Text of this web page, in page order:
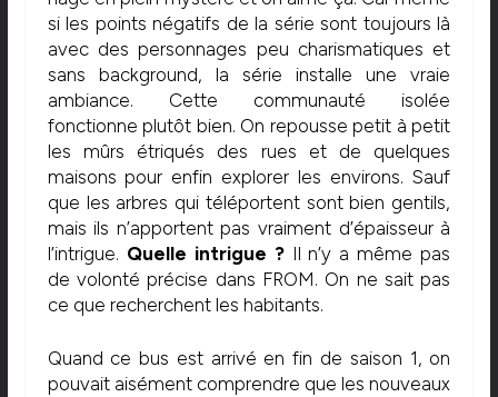
si les points négatifs de la série sont toujours là
avec des personnages peu charismatiques et
sans background, la série installe une vraie
ambiance. Cette communauté isolée
fonctionne plutôt bien. On repousse petit à petit
les mûrs étriqués des rues et de quelques
maisons pour enfin explorer les environs. Sauf
que les arbres qui téléportent sont bien gentils,
mais ils n’apportent pas vraiment d’épaisseur à
l’intrigue. Quelle intrigue ?Il n’y a même pas
de volonté précise dans FROM. On ne sait pas
ce que recherchent les habitants.
Quand ce bus est arrivé en fin de saison 1, on
pouvait aisément comprendre que les nouveaux